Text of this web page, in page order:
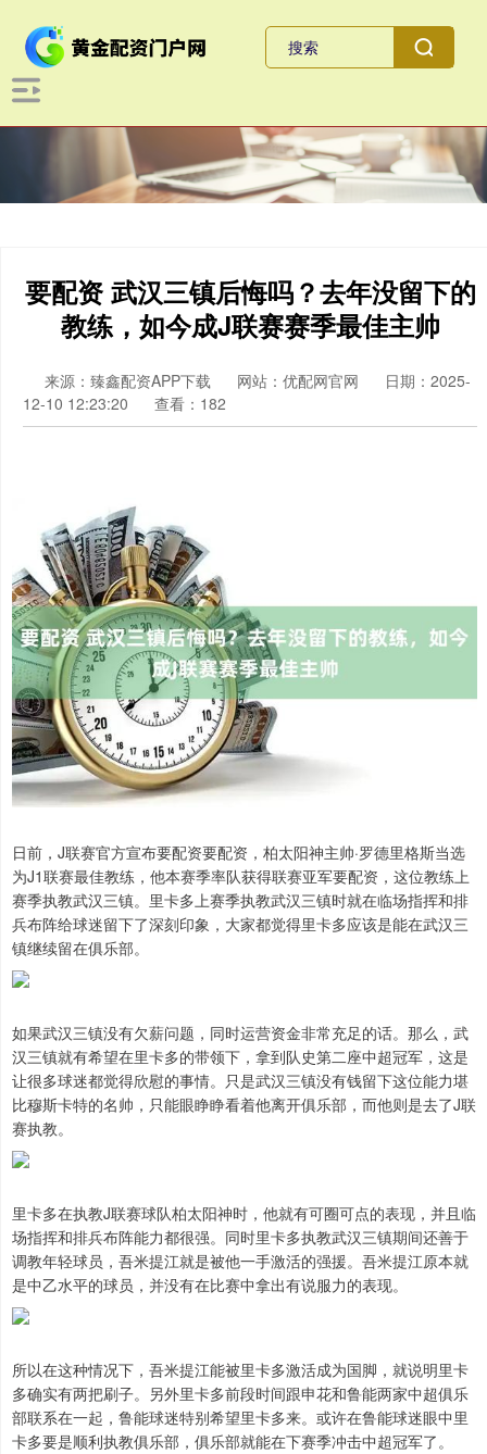
要配资 武汉三镇后悔吗？去年没留下的
教练，如今成J联赛赛季最佳主帅
来源：臻鑫配资APP下载 网站：优配网官网
日期：2025-
12-10 12:23:20
查看：182
日前，J联赛官方宣布要配资要配资，柏太阳神主帅·罗德里格斯当选
为J1联赛最佳教练，他本赛季率队获得联赛亚军要配资，这位教练上
赛季执教武汉三镇。里卡多上赛季执教武汉三镇时就在临场指挥和排
兵布阵给球迷留下了深刻印象，大家都觉得里卡多应该是能在武汉三
镇继续留在俱乐部。
如果武汉三镇没有欠薪问题，同时运营资金非常充足的话。那么，武
汉三镇就有希望在里卡多的带领下，拿到队史第二座中超冠军，这是
让很多球迷都觉得欣慰的事情。只是武汉三镇没有钱留下这位能力堪
比穆斯卡特的名帅，只能眼睁睁看着他离开俱乐部，而他则是去了J联
赛执教。
里卡多在执教J联赛球队柏太阳神时，他就有可圈可点的表现，并且临
场指挥和排兵布阵能力都很强。同时里卡多执教武汉三镇期间还善于
调教年轻球员，吾米提江就是被他一手激活的强援。吾米提江原本就
是中乙水平的球员，并没有在比赛中拿出有说服力的表现。
所以在这种情况下，吾米提江能被里卡多激活成为国脚，就说明里卡
多确实有两把刷子。另外里卡多前段时间跟申花和鲁能两家中超俱乐
部联系在一起，鲁能球迷特别希望里卡多来。或许在鲁能球迷眼中里
卡多要是顺利执教俱乐部，俱乐部就能在下赛季冲击中超冠军了。